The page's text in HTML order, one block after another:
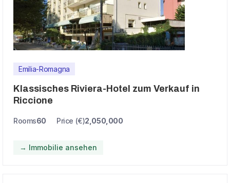
Emilia-Romagna
Klassisches Riviera-Hotel zum Verkauf in
Riccione
Rooms60 Price (€)2,050,000
→ Immobilie ansehen